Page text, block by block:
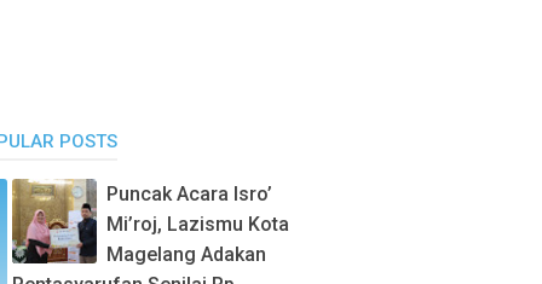
POSTS
Puncak Acara Isro’
Mi’roj, Lazismu Kota
Magelang Adakan